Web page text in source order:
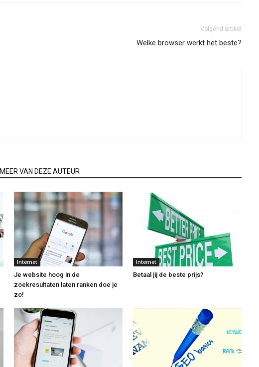
Volgend artikel
Welke browser werkt het beste?
MEER VAN DEZE AUTEUR
Internet
Je website hoog in de
zoekresultaten laten ranken doe je
zo!
Internet
Betaal jij de beste prijs?